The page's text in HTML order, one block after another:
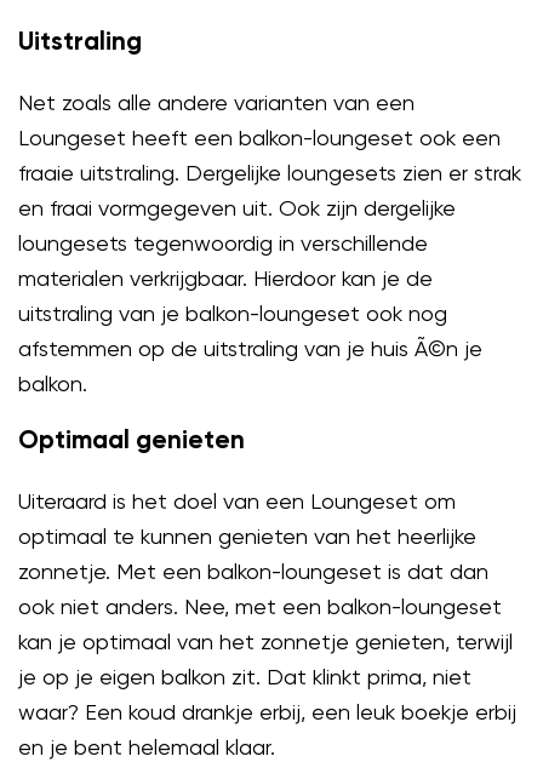
Uitstraling
Net zoals alle andere varianten van een
Loungeset heeft een balkon-loungeset ook een
fraaie uitstraling. Dergelijke loungesets zien er strak
en fraai vormgegeven uit. Ook zijn dergelijke
loungesets tegenwoordig in verschillende
materialen verkrijgbaar. Hierdoor kan je de
uitstraling van je balkon-loungeset ook nog
afstemmen op de uitstraling van je huis Ã©n je
balkon.
Optimaal genieten
Uiteraard is het doel van een Loungeset om
optimaal te kunnen genieten van het heerlijke
zonnetje. Met een balkon-loungeset is dat dan
ook niet anders. Nee, met een balkon-loungeset
kan je optimaal van het zonnetje genieten, terwijl
je op je eigen balkon zit. Dat klinkt prima, niet
waar? Een koud drankje erbij, een leuk boekje erbij
en je bent helemaal klaar.